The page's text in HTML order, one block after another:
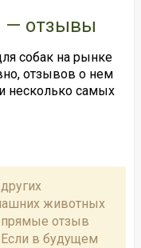
— отзывы
собак на рынке
отзывов о нем
несколько самых
животных
прямые отзыв
в будущем